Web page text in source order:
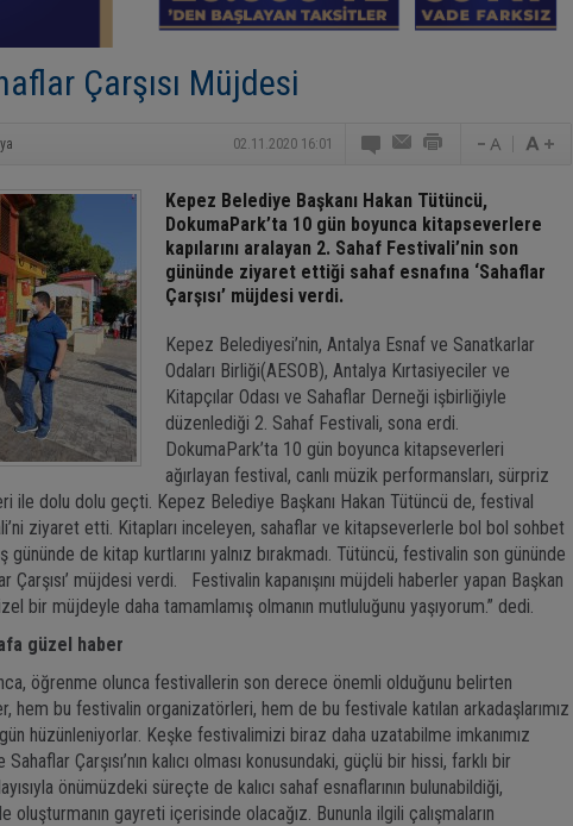
Çarşısı Müjdesi
02.11.2020 16:01
Kepez Belediye Başkanı Hakan Tütüncü,
DokumaPark’ta 10 gün boyunca kitapseverlere
kapılarını aralayan 2. Sahaf Festivali’nin son
gününde ziyaret ettiği sahaf esnafına ‘Sahaflar
Çarşısı’ müjdesi verdi.
Kepez Belediyesi’nin, Antalya Esnaf ve Sanatkarlar
Odaları Birliği(AESOB), Antalya Kırtasiyeciler ve
Kitapçılar Odası ve Sahaflar Derneği işbirliğiyle
düzenlediği 2. Sahaf Festivali, sona erdi.
DokumaPark’ta 10 gün boyunca kitapseverleri
ağırlayan festival, canlı müzik performansları, sürpriz
ile dolu dolu geçti. Kepez Belediye Başkanı Hakan Tütüncü de, festival
ziyaret etti. Kitapları inceleyen, sahaflar ve kitapseverlerle bol bol sohbet
de kitap kurtlarını yalnız bırakmadı. Tütüncü, festivalin son gününde
Çarşısı’ müjdesi verdi. Festivalin kapanışını müjdeli haberler yapan Başkan
bir müjdeyle daha tamamlamış olmanın mutluluğunu yaşıyorum.” dedi.
güzel haber
öğrenme olunca festivallerin son derece önemli olduğunu belirten
hem bu festivalin organizatörleri, hem de bu festivale katılan arkadaşlarımız
hüzünleniyorlar. Keşke festivalimizi biraz daha uzatabilme imkanımız
Çarşısı’nın kalıcı olması konusundaki, güçlü bir hissi, farklı bir
önümüzdeki süreçte de kalıcı sahaf esnaflarının bulunabildiği,
oluşturmanın gayreti içerisinde olacağız. Bununla ilgili çalışmaların